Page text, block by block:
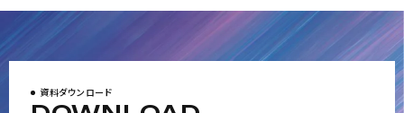
資料ダウンロード